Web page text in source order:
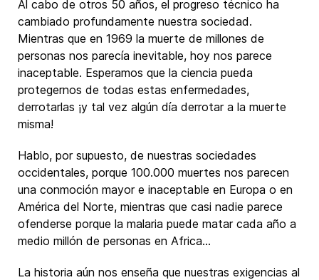
Al cabo de otros 50 años, el progreso técnico ha
cambiado profundamente nuestra sociedad.
Mientras que en 1969 la muerte de millones de
personas nos parecía inevitable, hoy nos parece
inaceptable. Esperamos que la ciencia pueda
protegernos de todas estas enfermedades,
derrotarlas ¡y tal vez algún día derrotar a la muerte
misma!
Hablo, por supuesto, de nuestras sociedades
occidentales, porque 100.000 muertes nos parecen
una conmoción mayor e inaceptable en Europa o en
América del Norte, mientras que casi nadie parece
ofenderse porque la malaria puede matar cada año a
medio millón de personas en Africa...
La historia aún nos enseña que nuestras exigencias al